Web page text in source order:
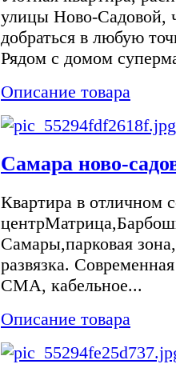
улицы Ново-Садовой,
добраться в любую
Рядом с домом
Описание товара
Самара ново-
Квартира в отличном
Самары,парковая
развязка.
СМА, кабельное...
Описание товара